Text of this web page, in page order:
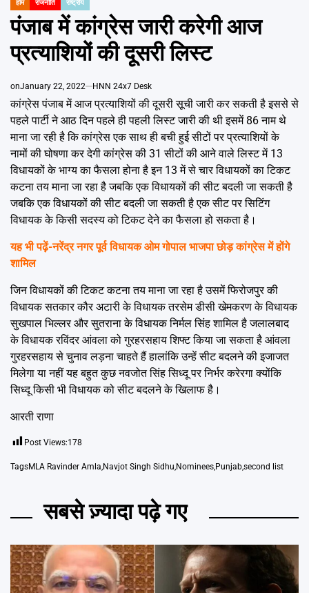
POSTED
होम राजनीति राष्ट्रीय
पंजाब में कांग्रेस जारी करेगी आज
प्रत्याशियों की दूसरी लिस्ट
onJanuary 22, 2022 HNN 24x7 Desk
कांग्रेस पंजाब में आज प्रत्याशियों की दूसरी सूची जारी कर सकती है इससे से
पहले पार्टी ने आठ दिन पहले ही पहली लिस्ट जारी की थी इसमें 86 नाम थे
माना जा रही है कि कांग्रेस एक साथ ही बची हुई सीटों पर प्रत्याशियों के
नामों की घोषणा कर देगी कांग्रेस की 31 सीटों की आने वाले लिस्ट में 13
विधायकों के भाग्य का फैसला होना है इन 13 में से चार विधायकों का टिकट
कटना तय माना जा रहा है जबकि एक विधायकों की सीट बदली जा सकती है
जबकि एक विधायकों की सीट बदली जा सकती है एक सीट पर सिटिंग
विधायक के किसी सदस्य को टिकट देने का फैसला हो सकता है।
यह भी पढ़ें-नरेंद्र नगर पूर्व विधायक ओम गोपाल भाजपा छोड़ कांग्रेस में होंगे
शामिल
जिन विधायकों की टिकट कटना तय माना जा रहा है उसमें फिरोजपुर की
विधायक सतकार कौर अटारी के विधायक तरसेम डीसी खेमकरण के विधायक
सुखपाल भिल्लर और सुतराना के विधायक निर्मल सिंह शामिल है जलालबाद
के विधायक रविंदर आंवला को गुरहरसहाय शिफ्ट किया जा सकता है आंवला
गुरहरसहाय से चुनाव लड़ना चाहते हैं हालांकि उन्हें सीट बदलने की इजाजत
मिलेगा या नहीं यह बहुत कुछ नवजोत सिंह सिध्दू पर निर्भर करेरगा क्योंकि
सिध्दू किसी भी विधायक को सीट बदलने के खिलाफ है।
आरती राणा
Post Views:178
TagsMLA Ravinder Amla,Navjot Singh Sidhu,Nominees,Punjab,second list
सबसे ज़्यादा पढ़े गए